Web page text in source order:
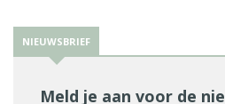
NIEUWSBRIEF
Meld je aan voor de